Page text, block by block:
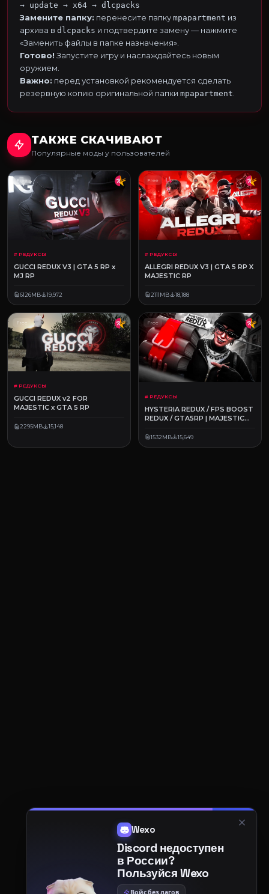
→ update → x64 → dlcpacks
Замените папку: перенесите папку mpapartment из
архива в dlcpacks и подтвердите замену — нажмите
«Заменить файлы в папке назначения».
Готово! Запустите игру и наслаждайтесь новым
оружием.
Важно: перед установкой рекомендуется сделать
резервную копию оригинальной папки mpapartment
ТАКЖЕ СКАЧИВАЮТ
Популярные моды у пользователей
Free
# РЕДУКСЫ
GUCCI REDUX V3 | GTA 5 RP x
MJ RP
6126MB 19,972
Free
# РЕДУКСЫ
ALLEGRI REDUX V3 | GTA 5 RP X
MAJESTIC RP
2111MB 18,188
Free
# РЕДУКСЫ
GUCCI REDUX v2 FOR
MAJESTIC x GTA 5 RP
2295MB 15,148
Free
# РЕДУКСЫ
HYSTERIA REDUX / FPS BOOST
REDUX / GTA5RP | MAJESTIC
1532MB 15,649
Wexo
Discord недоступен
в России?
Пользуйся Wexo
Войс без лагов